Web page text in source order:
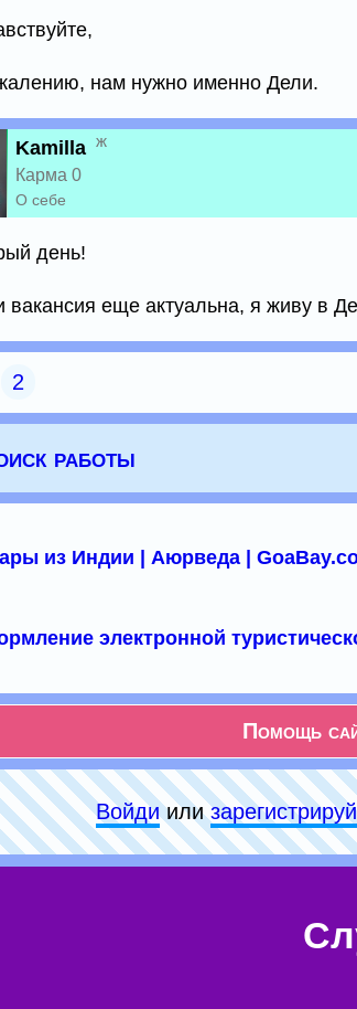
нам нужно именно Дели.
Kamilla ж
Карма 0
О себе
день!
вакансия еще актуальна, я живу в
2
работы
из Индии | Аюрведа |
электронной
Помощь
Войдиили